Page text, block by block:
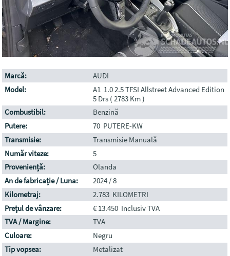
Marcă:
AUDI
Model:
A1 1.0 2.5 TFSI Allstreet Advanced Edition
5 Drs ( 2783 Km )
Combustibil:
Benzină
Putere:
70 PUTERE-KW
Transmisie:
Transmisie Manuală
Număr viteze:
5
Proveniență:
Olanda
An de fabricație / Luna:
2024 / 8
Kilometraj:
2.783 KILOMETRI
Preţul de vânzare:
€ 13.450 Inclusiv TVA
TVA / Margine:
TVA
Culoare:
Negru
Tip vopsea:
Metalizat